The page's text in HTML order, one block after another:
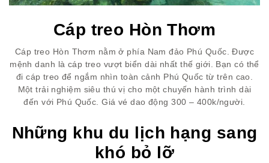
Cáp treo Hòn Thơm
Cáp treo Hòn Thơm nằm ở phía Nam đảo Phú Quốc. Được
mệnh danh là cáp treo vượt biển dài nhất thế giới. Bạn có thể
đi cáp treo để ngắm nhìn toàn cảnh Phú Quốc từ trên cao.
Một trải nghiệm siêu thú vị cho một chuyến hành trình dài
đến với Phú Quốc. Giá vé dao động 300 – 400k/người.
Những khu du lịch hạng sang
khó bỏ lỡ